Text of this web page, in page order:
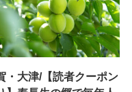
・大津/【読者クーポン